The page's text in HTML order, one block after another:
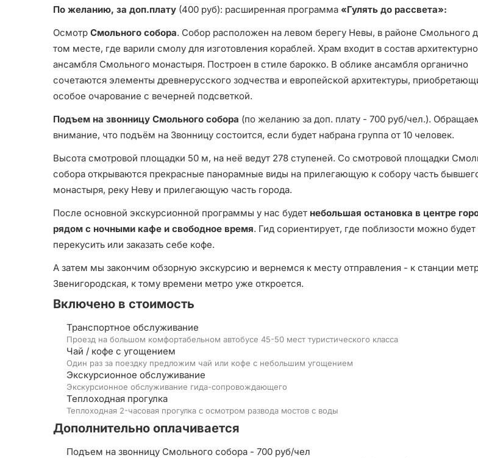
По желанию, за доп.плату (400 руб): расширенная программа «Гулять до рассвета»:
Осмотр Смольного собора. Собор расположен на левом берегу Невы, в районе Смольного
том месте, где варили смолу для изготовления кораблей. Храм входит в состав
ансамбля Смольного монастыря. Построен в стиле барокко. В облике ансамбля органично
сочетаются элементы древнерусского зодчества и европейской архитектуры,
особое очарование с вечерней подсветкой.
Подъем на звонницу Смольного собора (по желанию за доп. плату - 700 руб/чел.).
внимание, что подъём на Звонницу состоится, если будет набрана группа от 10 человек.
Высота смотровой площадки 50 м, на неё ведут 278 ступеней. Со смотровой площадки
собора открываются прекрасные панорамные виды на прилегающую к собору часть
монастыря, реку Неву и прилегающую часть города.
После основной экскурсионной программы у нас будет небольшая остановка в центре
рядом с ночными кафе и свободное время. Гид сориентирует, где поблизости можно будет
перекусить или заказать себе кофе.
А затем мы закончим обзорную экскурсию и вернемся к месту отправления - к станции
Звенигородская, к тому времени метро уже откроется.
Включено в стоимость
Транспортное обслуживание
Проезд на большом комфортабельном автобусе 45-50 мест туристического класса
Чай / кофе с угощением
Один раз за поездку предложим чай или кофе с небольшим угощением
Экскурсионное обслуживание
Экскурсионное обслуживание гида-сопровождающего
Теплоходная прогулка
Теплоходная 2-часовая прогулка с осмотром развода мостов с воды
Дополнительно оплачивается
Подъем на звонницу Смольного собора - 700 руб/чел